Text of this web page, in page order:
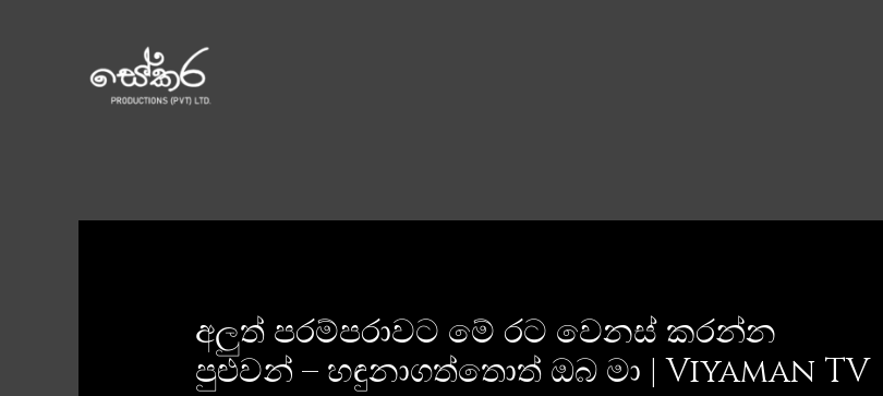
අලුත් පරම්පරාවට මේ රට වෙනස් කරන්න
පුළුවන් – හඳුනාගත්තොත් ඔබ මා | Viyaman TV